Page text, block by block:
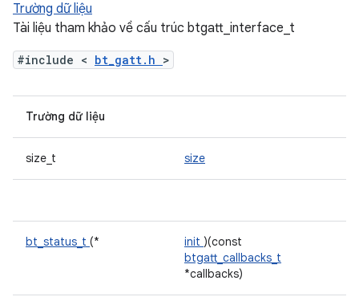
Trường dữ liệu
Tài liệu tham khảo về cấu trúc btgatt_interface_t
#include < bt_gatt.h >
Trường dữ liệu
size_t size
bt_status_t (* init )(const
btgatt_callbacks_t
*callbacks)